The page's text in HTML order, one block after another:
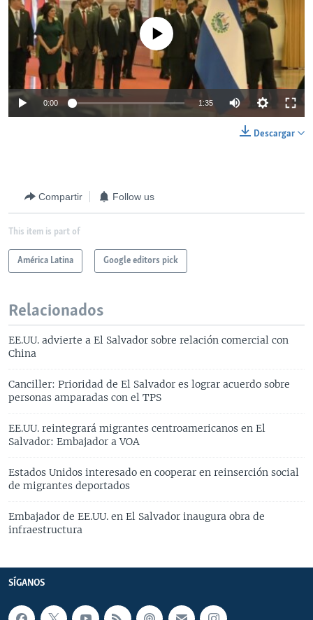
No media source currently available
0:00 1:35
Descargar
Compartir Follow us
This item is part of
América Latina Google editors pick
Relacionados
EE.UU. advierte a El Salvador sobre relación comercial con
China
Canciller: Prioridad de El Salvador es lograr acuerdo sobre
personas amparadas con el TPS
EE.UU. reintegrará migrantes centroamericanos en El
Salvador: Embajador a VOA
Estados Unidos interesado en cooperar en reinserción social
de migrantes deportados
Embajador de EE.UU. en El Salvador inaugura obra de
infraestructura
SÍGANOS